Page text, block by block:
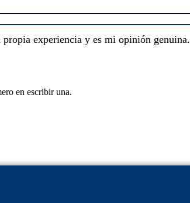
propia experiencia y es mi opinión genuina.
en escribir una.